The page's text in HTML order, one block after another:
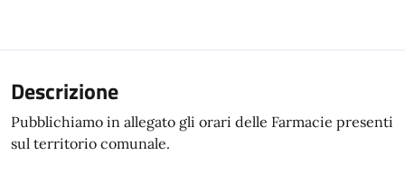
Articolo completo
Descrizione
Pubblichiamo in allegato gli orari delle Farmacie presenti
sul territorio comunale.